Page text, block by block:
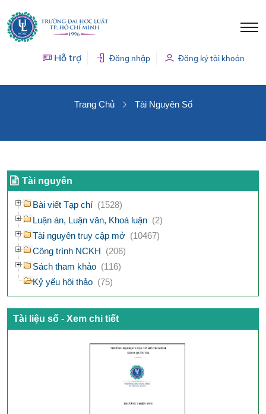
Hỗ trợ Đăng nhập Đăng ký tài khoản
Trang Chủ Tài Nguyên Số
Tài nguyên
Bài viết Tạp chí (1528)
Luận án, Luận văn, Khoá luận (2)
Tài nguyên truy cập mở (10467)
Công trình NCKH (206)
Sách tham khảo (116)
Kỷ yếu hội thảo (75)
Tài liệu số - Xem chi tiết